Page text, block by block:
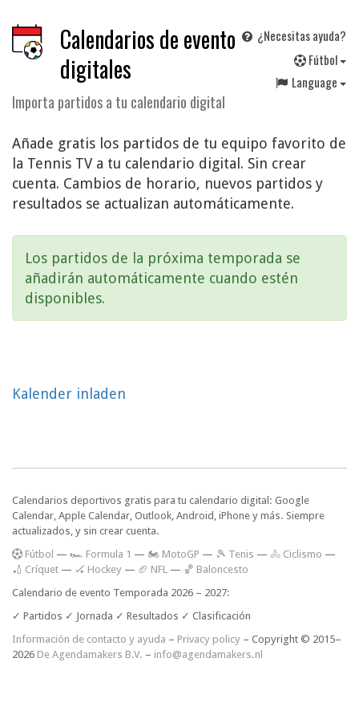
Calendarios de evento
digitales
Importa partidos a tu calendario digital
¿Necesitas ayuda?
Fútbol
Language
Añade gratis los partidos de tu equipo favorito de
la Tennis TV a tu calendario digital. Sin crear
cuenta. Cambios de horario, nuevos partidos y
resultados se actualizan automáticamente.
Los partidos de la próxima temporada se
añadirán automáticamente cuando estén
disponibles.
Kalender inladen
Calendarios deportivos gratis para tu calendario digital: Google
Calendar, Apple Calendar, Outlook, Android, iPhone y más. Siempre
actualizados, y sin crear cuenta.
Fútbol — 🏎️ Formula 1 — 🏍 MotoGP — 🎾 Tenis — 🚴 Ciclismo —
🏏 Críquet — 🏑 Hockey — 🏈 NFL — 🏀 Baloncesto
Calendario de evento Temporada 2026 – 2027:
✓ Partidos ✓ Jornada ✓ Resultados ✓ Clasificación
Información de contacto y ayuda – Privacy policy – Copyright © 2015–
2026 De Agendamakers B.V. – info@agendamakers.nl